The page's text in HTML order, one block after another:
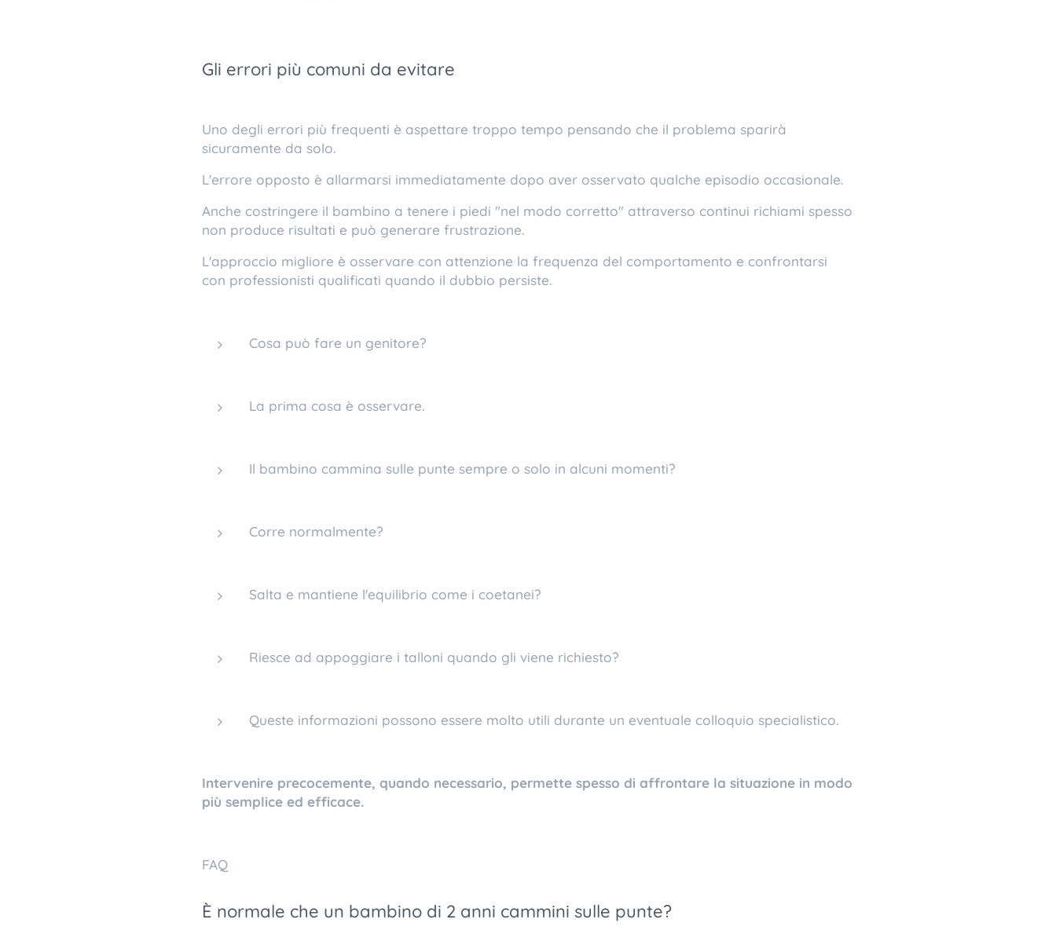
Gli errori più comuni da evitare
Uno degli errori più frequenti è aspettare troppo tempo pensando che il problema sparirà
sicuramente da solo.
L'errore opposto è allarmarsi immediatamente dopo aver osservato qualche episodio occasionale.
Anche costringere il bambino a tenere i piedi "nel modo corretto" attraverso continui richiami spesso
non produce risultati e può generare frustrazione.
L'approccio migliore è osservare con attenzione la frequenza del comportamento e confrontarsi
con professionisti qualificati quando il dubbio persiste.
Cosa può fare un genitore?
La prima cosa è osservare.
Il bambino cammina sulle punte sempre o solo in alcuni momenti?
Corre normalmente?
Salta e mantiene l'equilibrio come i coetanei?
Riesce ad appoggiare i talloni quando gli viene richiesto?
Queste informazioni possono essere molto utili durante un eventuale colloquio specialistico.
Intervenire precocemente, quando necessario, permette spesso di affrontare la situazione in modo
più semplice ed efficace.
FAQ
È normale che un bambino di 2 anni cammini sulle punte?